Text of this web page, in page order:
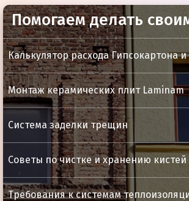
Помогаем делать
Калькулятор расхода Гипсокартона
Монтаж керамических плит Laminam
Система заделки трещин
Советы по чистке и хранению
Требования к системам